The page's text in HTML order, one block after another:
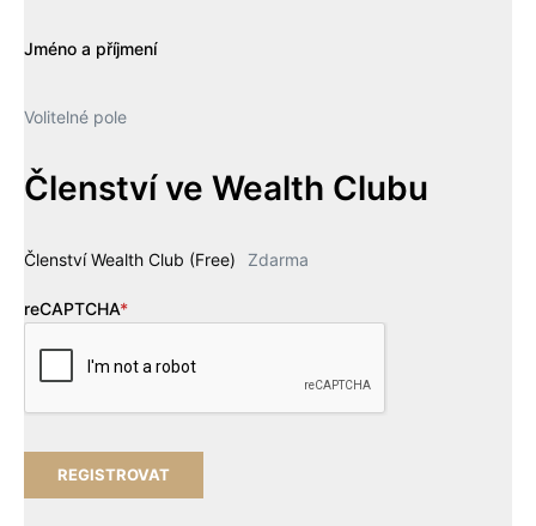
Jméno a příjmení
Volitelné pole
Členství ve Wealth Clubu
Členství Wealth Club (Free) Zdarma
reCAPTCHA*